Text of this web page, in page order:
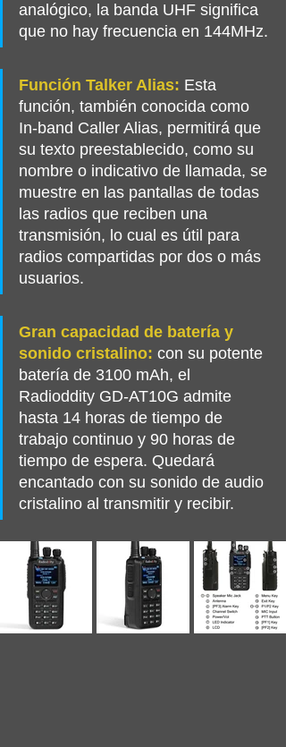
analógico, la banda UHF significa
que no hay frecuencia en 144MHz.
Función Talker Alias: Esta
función, también conocida como
In-band Caller Alias, permitirá que
su texto preestablecido, como su
nombre o indicativo de llamada, se
muestre en las pantallas de todas
las radios que reciben una
transmisión, lo cual es útil para
radios compartidas por dos o más
usuarios.
Gran capacidad de batería y
sonido cristalino: con su potente
batería de 3100 mAh, el
Radioddity GD-AT10G admite
hasta 14 horas de tiempo de
trabajo continuo y 90 horas de
tiempo de espera. Quedará
encantado con su sonido de audio
cristalino al transmitir y recibir.